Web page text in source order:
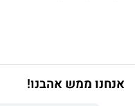
הוא מסה וגם מסע
כל אחד מאיתנו.
אנחנו ממש אהבנו!